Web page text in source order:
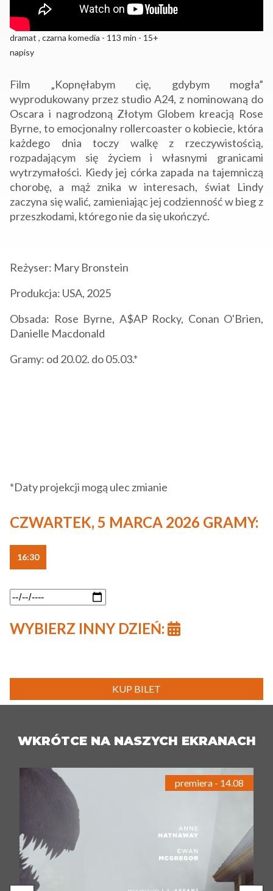
dramat , czarna komedia - 113 min - 15+
napisy
Film „Kopnęłabym cię, gdybym mogła”
wyprodukowany przez studio A24, z nominowaną do
Oscara i nagrodzoną Złotym Globem kreacją Rose
Byrne, to emocjonalny rollercoaster o kobiecie, która
każdego dnia toczy walkę z rzeczywistością,
rozpadającym się życiem i własnymi granicami
wytrzymałości. Kiedy jej córka zapada na tajemniczą
chorobę, a mąż znika w interesach, świat Lindy
zaczyna się walić, zamieniając jej codzienność w bieg z
przeszkodami, którego nie da się ukończyć.
Reżyser: Mary Bronstein
Produkcja: USA, 2025
Obsada: Rose Byrne, A$AP Rocky, Conan O'Brien,
Danielle Macdonald
Gramy: od 20.02. do 05.03.*
*Daty projekcji mogą ulec zmianie
CZWARTEK, 5 MARCA 2026 GRAMY:
16:30
WYBIERZ INNY DZIEŃ:
KUP BILET
WKRÓTCE NA NASZYCH EKRANACH
premiera - 14.08